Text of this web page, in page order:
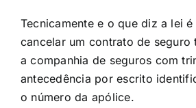
Tecnicamente e o que diz a lei
cancelar um contrato de seguro
a companhia de seguros com
antecedência por escrito
o número da apólice.​